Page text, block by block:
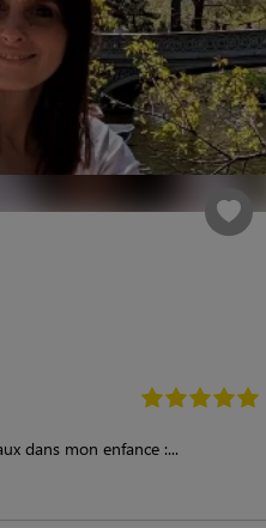
dans mon enfance :...